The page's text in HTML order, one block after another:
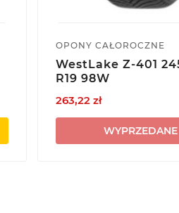
OPONY CAŁOROCZNE
WestLake Z-401
R19 98W
263,22 zł
WYPRZEDANE